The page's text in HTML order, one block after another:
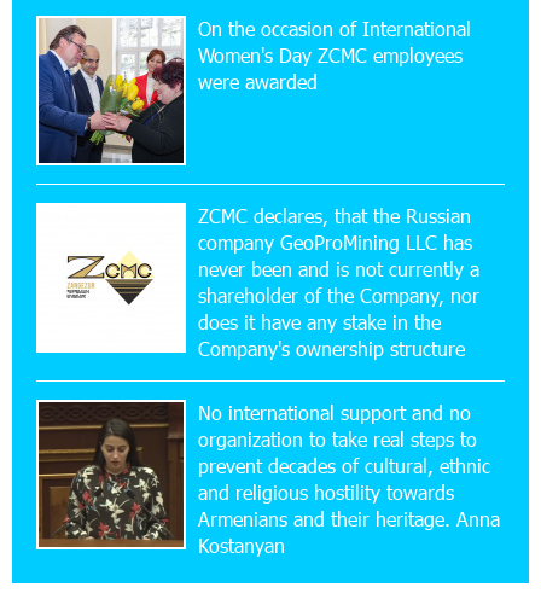
15:47:47 17-07-2026
Up to 25% idcoin when purchasing Flyone flight
tickets: Idram&IDBank
Bank for Consumers by Euromoney
11:36:50 17-07-2026
Ucom and Microsoft Innovation Center Help
School Students Build Cybersecurity Skills
12:45:18 16-07-2026
Ucom Supports Installation of 10 kW Solar Plant
in Shenavan, Lori
20:34:31 14-07-2026
Unibank to Raffle a Trip to Italy
On the occasion of International
Women's Day ZCMC employees
were awarded
ZCMC declares, that the Russian
company GeoProMining LLC has
never been and is not currently a
shareholder of the Company, nor
does it have any stake in the
Company's ownership structure
No international support and no
organization to take real steps to
prevent decades of cultural, ethnic
and religious hostility towards
Armenians and their heritage. Anna
Kostanyan